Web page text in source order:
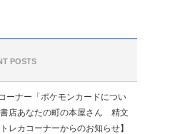
POSTS
ーナー「ポケモンカードについ
店あなたの町の本屋さん 精文
レカコーナーからのお知らせ】